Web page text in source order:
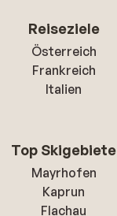
Reiseziele
Österreich
Frankreich
Italien
Top Skigebiete
Mayrhofen
Kaprun
Flachau